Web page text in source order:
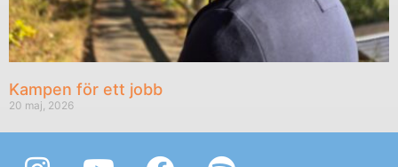
Kampen för ett jobb
20 maj, 2026